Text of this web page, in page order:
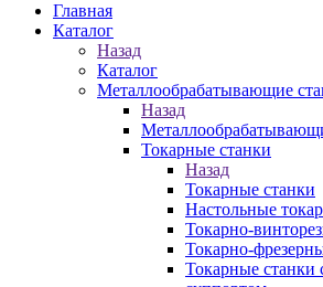
Главная
Каталог
Назад
Каталог
Металлообрабатывающие
Назад
Токарные станки
Назад
Токарные станки
Настольные
Токарно-
Токарно-
Токарные